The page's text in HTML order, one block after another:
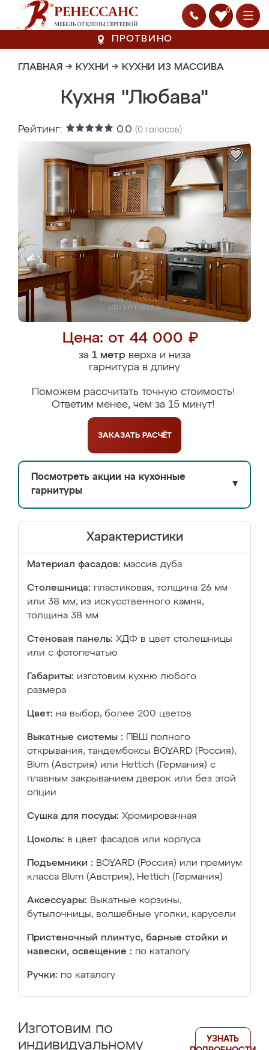
0
ПРОТВИНО
ГЛАВНАЯ → КУХНИ → КУХНИ ИЗ МАССИВА
Кухня "Любава"
Рейтинг: 0.0 (0 голосов)
Цена: от 44 000 ₽
за 1 метрверха и низа
гарнитура в длину
Поможем рассчитать точную стоимость!
Ответим менее, чем за 15 минут!
ЗАКАЗАТЬ РАСЧЁТ
Посмотреть акции на кухонные
гарнитуры
▼
Характеристики
Материал фасадов: массив дуба
Столешница: пластиковая, толщина 26 мм
или 38 мм; из искусственного камня,
толщина 38 мм
Стеновая панель: ХДФ в цвет столешницы
или с фотопечатью
Габариты: изготовим кухню любого
размера
Цвет: на выбор, более 200 цветов
Выкатные системы :
ПВШ полного
открывания, тандембоксы BOYARD (Россия),
Blum (Австрия) или Hettich (Германия) с
плавным закрыванием дверок или без этой
опции
Сушка для посуды: Хромированная
Цоколь: в цвет фасадов или корпуса
Подъемники : BOYARD (Россия) или премиум
класса Blum (Австрия), Hettich (Германия)
Аксессуары: Выкатные корзины,
бутылочницы, волшебные уголки, карусели
Пристеночный плинтус, барные стойки и
навески, освещение : по каталогу
Ручки: по каталогу
Изготовим по
индивидуальному
УЗНАТЬ